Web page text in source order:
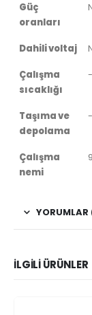
Güç
oranları
Dahili voltaj
Çalışma
sıcaklığı
Taşıma ve
depolama
Çalışma
nemi
İLGILI ÜRÜNLER